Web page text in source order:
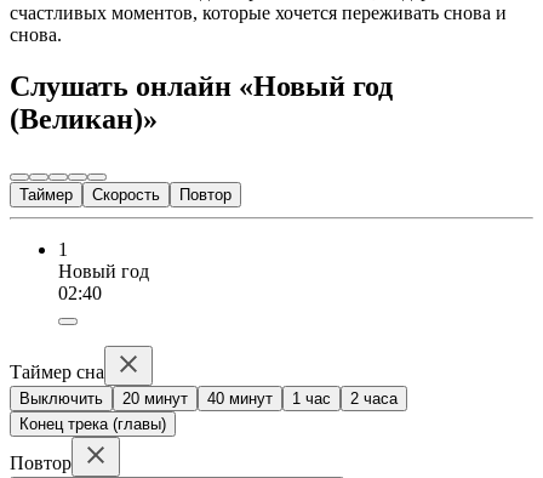
счастливых моментов, которые хочется переживать снова и
снова.
Слушать онлайн «Новый год
(Великан)»
Таймер Скорость Повтор
1
Новый год
02:40
Таймер сна
Выключить 20 минут 40 минут 1 час
2 часа
Конец трека (главы)
Повтор